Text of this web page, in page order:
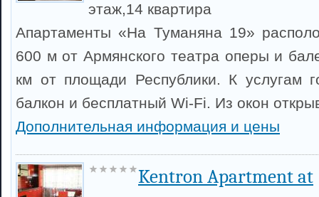
этаж,14 квартира
Апартаменты «На Туманяна 19»
600 м от Армянского театра оперы и
км от площади Республики. К услугам
балкон и бесплатный Wi-Fi. Из окон
Дополнительная информация и цены
Kentron Apartment at